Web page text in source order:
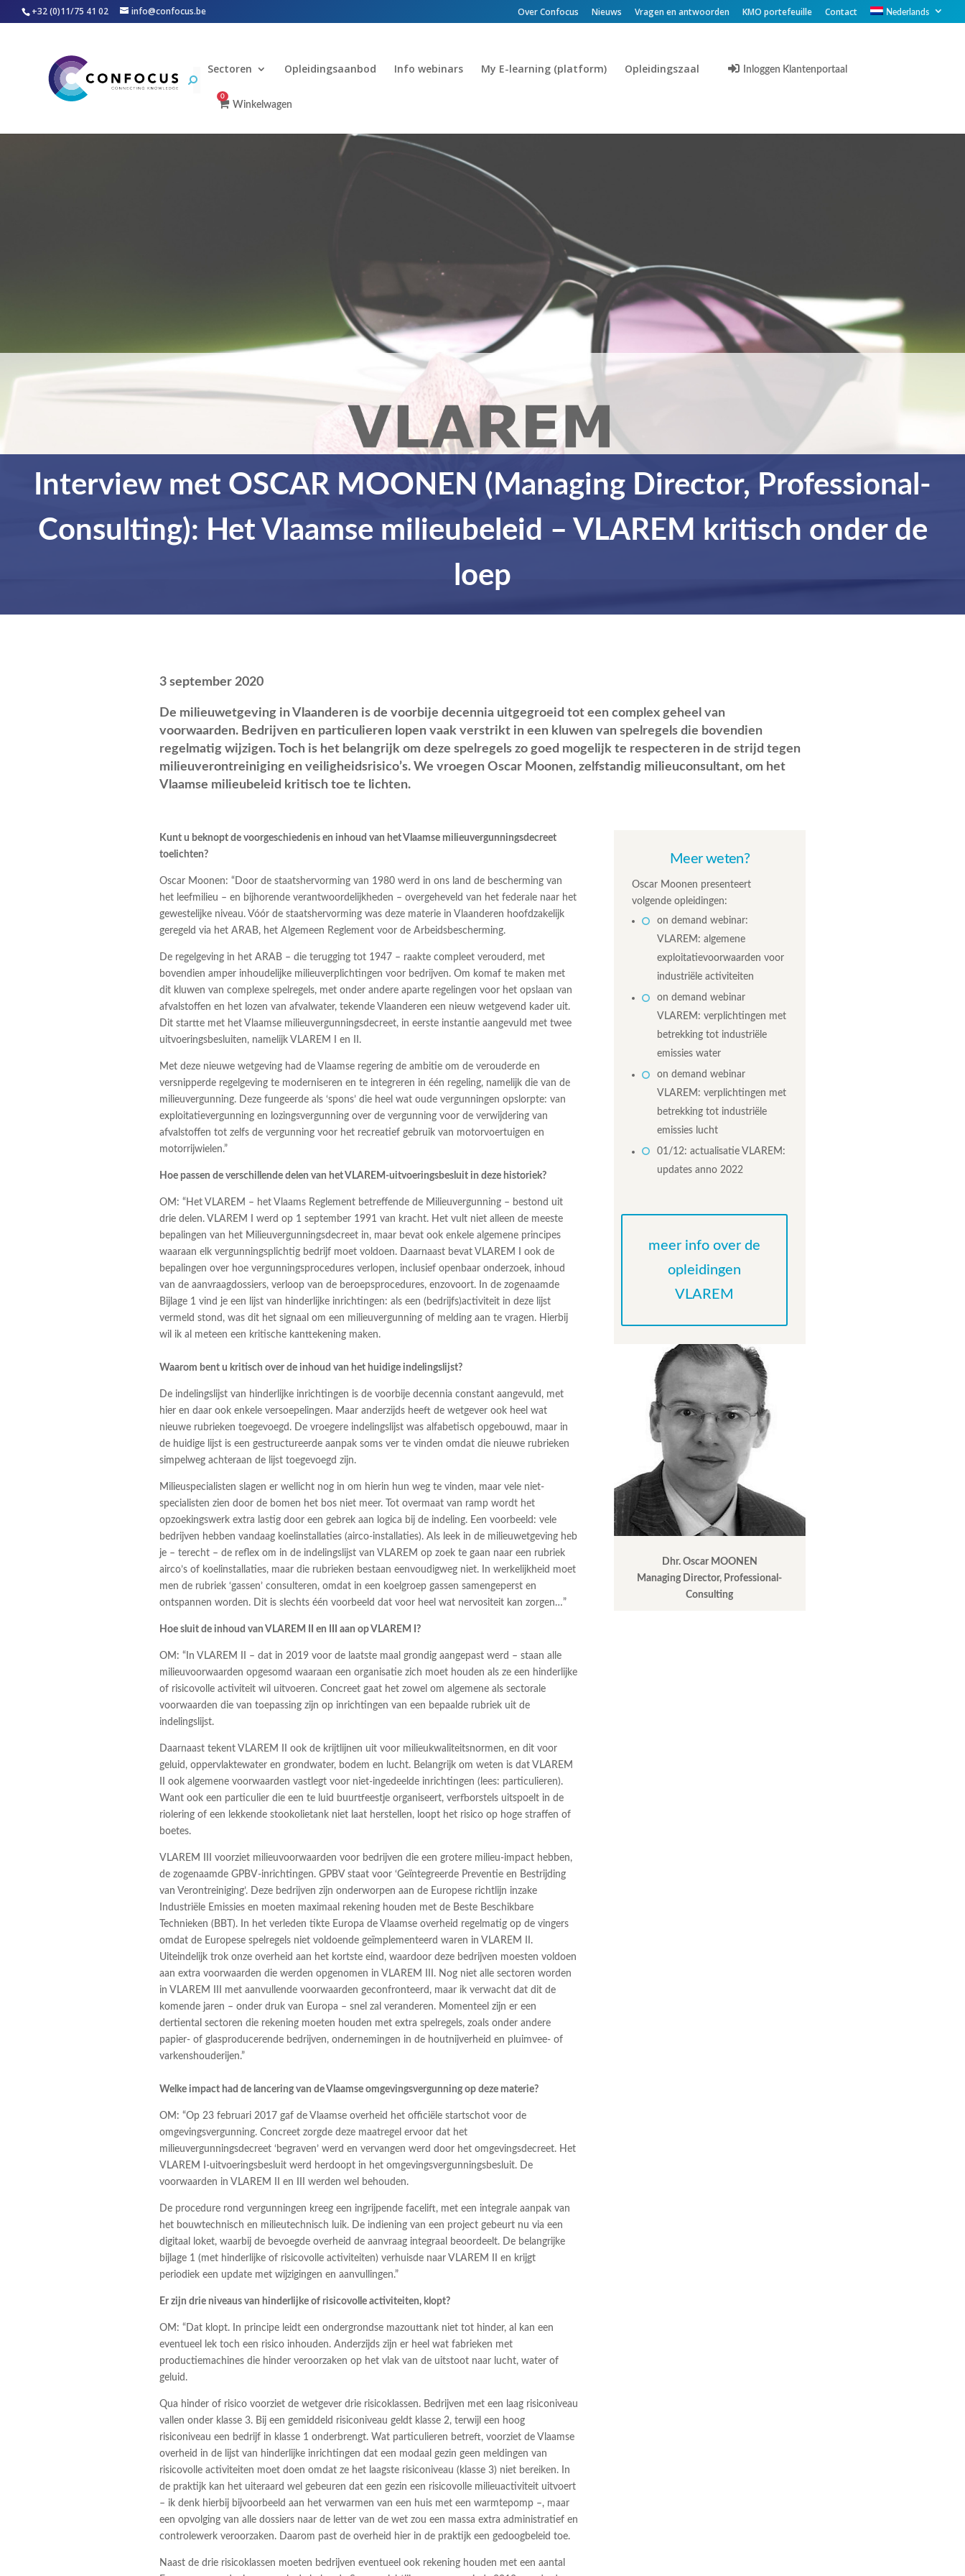
+32 (0)11/75 41 02 info@confocus.be Over Confocus Nieuws Vragen en antwoorden KMO portefeuille Contact Nederlands
Sectoren Opleidingsaanbod Info webinars My E-learning (platform) Opleidingszaal Inloggen Klantenportaal
Winkelwagen
0
Interview met OSCAR MOONEN (Managing Director, Professional-
Consulting): Het Vlaamse milieubeleid – VLAREM kritisch onder de
loep
3 september 2020
De milieuwetgeving in Vlaanderen is de voorbije decennia uitgegroeid tot een complex geheel van
voorwaarden. Bedrijven en particulieren lopen vaak verstrikt in een kluwen van spelregels die bovendien
regelmatig wijzigen. Toch is het belangrijk om deze spelregels zo goed mogelijk te respecteren in de strijd tegen
milieuverontreiniging en veiligheidsrisico’s. We vroegen Oscar Moonen, zelfstandig milieuconsultant, om het
Vlaamse milieubeleid kritisch toe te lichten.
Kunt u beknopt de voorgeschiedenis en inhoud van het Vlaamse milieuvergunningsdecreet
toelichten?
Oscar Moonen: “Door de staatshervorming van 1980 werd in ons land de bescherming van
het leefmilieu – en bijhorende verantwoordelijkheden – overgeheveld van het federale naar het
gewestelijke niveau. Vóór de staatshervorming was deze materie in Vlaanderen hoofdzakelijk
geregeld via het ARAB, het Algemeen Reglement voor de Arbeidsbescherming.
De regelgeving in het ARAB – die terugging tot 1947 – raakte compleet verouderd, met
bovendien amper inhoudelijke milieuverplichtingen voor bedrijven. Om komaf te maken met
dit kluwen van complexe spelregels, met onder andere aparte regelingen voor het opslaan van
afvalstoffen en het lozen van afvalwater, tekende Vlaanderen een nieuw wetgevend kader uit.
Dit startte met het Vlaamse milieuvergunningsdecreet, in eerste instantie aangevuld met twee
uitvoeringsbesluiten, namelijk VLAREM I en II.
Met deze nieuwe wetgeving had de Vlaamse regering de ambitie om de verouderde en
versnipperde regelgeving te moderniseren en te integreren in één regeling, namelijk die van de
milieuvergunning. Deze fungeerde als ‘spons’ die heel wat oude vergunningen opslorpte: van
exploitatievergunning en lozingsvergunning over de vergunning voor de verwijdering van
afvalstoffen tot zelfs de vergunning voor het recreatief gebruik van motorvoertuigen en
motorrijwielen.”
Hoe passen de verschillende delen van het VLAREM-uitvoeringsbesluit in deze historiek?
OM: “Het VLAREM – het Vlaams Reglement betreffende de Milieuvergunning – bestond uit
drie delen. VLAREM I werd op 1 september 1991 van kracht. Het vult niet alleen de meeste
bepalingen van het Milieuvergunningsdecreet in, maar bevat ook enkele algemene principes
waaraan elk vergunningsplichtig bedrijf moet voldoen. Daarnaast bevat VLAREM I ook de
bepalingen over hoe vergunningsprocedures verlopen, inclusief openbaar onderzoek, inhoud
van de aanvraagdossiers, verloop van de beroepsprocedures, enzovoort. In de zogenaamde
Bijlage 1 vind je een lijst van hinderlijke inrichtingen: als een (bedrijfs)activiteit in deze lijst
vermeld stond, was dit het signaal om een milieuvergunning of melding aan te vragen. Hierbij
wil ik al meteen een kritische kanttekening maken.
Waarom bent u kritisch over de inhoud van het huidige indelingslijst?
De indelingslijst van hinderlijke inrichtingen is de voorbije decennia constant aangevuld, met
hier en daar ook enkele versoepelingen. Maar anderzijds heeft de wetgever ook heel wat
nieuwe rubrieken toegevoegd. De vroegere indelingslijst was alfabetisch opgebouwd, maar in
de huidige lijst is een gestructureerde aanpak soms ver te vinden omdat die nieuwe rubrieken
simpelweg achteraan de lijst toegevoegd zijn.
Milieuspecialisten slagen er wellicht nog in om hierin hun weg te vinden, maar vele niet-
specialisten zien door de bomen het bos niet meer. Tot overmaat van ramp wordt het
opzoekingswerk extra lastig door een gebrek aan logica bij de indeling. Een voorbeeld: vele
bedrijven hebben vandaag koelinstallaties (airco-installaties). Als leek in de milieuwetgeving heb
je – terecht – de reflex om in de indelingslijst van VLAREM op zoek te gaan naar een rubriek
airco’s of koelinstallaties, maar die rubrieken bestaan eenvoudigweg niet. In werkelijkheid moet
men de rubriek ‘gassen’ consulteren, omdat in een koelgroep gassen samengeperst en
ontspannen worden. Dit is slechts één voorbeeld dat voor heel wat nervositeit kan zorgen…”
Hoe sluit de inhoud van VLAREM II en III aan op VLAREM I?
OM: “In VLAREM II – dat in 2019 voor de laatste maal grondig aangepast werd – staan alle
milieuvoorwaarden opgesomd waaraan een organisatie zich moet houden als ze een hinderlijke
of risicovolle activiteit wil uitvoeren. Concreet gaat het zowel om algemene als sectorale
voorwaarden die van toepassing zijn op inrichtingen van een bepaalde rubriek uit de
indelingslijst.
Daarnaast tekent VLAREM II ook de krijtlijnen uit voor milieukwaliteitsnormen, en dit voor
geluid, oppervlaktewater en grondwater, bodem en lucht. Belangrijk om weten is dat VLAREM
II ook algemene voorwaarden vastlegt voor niet-ingedeelde inrichtingen (lees: particulieren).
Want ook een particulier die een te luid buurtfeestje organiseert, verfborstels uitspoelt in de
riolering of een lekkende stookolietank niet laat herstellen, loopt het risico op hoge straffen of
boetes.
VLAREM III voorziet milieuvoorwaarden voor bedrijven die een grotere milieu-impact hebben,
de zogenaamde GPBV-inrichtingen. GPBV staat voor ‘Geïntegreerde Preventie en Bestrijding
van Verontreiniging’. Deze bedrijven zijn onderworpen aan de Europese richtlijn inzake
Industriële Emissies en moeten maximaal rekening houden met de Beste Beschikbare
Technieken (BBT). In het verleden tikte Europa de Vlaamse overheid regelmatig op de vingers
omdat de Europese spelregels niet voldoende geïmplementeerd waren in VLAREM II.
Uiteindelijk trok onze overheid aan het kortste eind, waardoor deze bedrijven moesten voldoen
aan extra voorwaarden die werden opgenomen in VLAREM III. Nog niet alle sectoren worden
in VLAREM III met aanvullende voorwaarden geconfronteerd, maar ik verwacht dat dit de
komende jaren – onder druk van Europa – snel zal veranderen. Momenteel zijn er een
dertiental sectoren die rekening moeten houden met extra spelregels, zoals onder andere
papier- of glasproducerende bedrijven, ondernemingen in de houtnijverheid en pluimvee- of
varkenshouderijen.”
Welke impact had de lancering van de Vlaamse omgevingsvergunning op deze materie?
OM: “Op 23 februari 2017 gaf de Vlaamse overheid het officiële startschot voor de
omgevingsvergunning. Concreet zorgde deze maatregel ervoor dat het
milieuvergunningsdecreet ‘begraven’ werd en vervangen werd door het omgevingsdecreet. Het
VLAREM I-uitvoeringsbesluit werd herdoopt in het omgevingsvergunningsbesluit. De
voorwaarden in VLAREM II en III werden wel behouden.
De procedure rond vergunningen kreeg een ingrijpende facelift, met een integrale aanpak van
het bouwtechnisch en milieutechnisch luik. De indiening van een project gebeurt nu via een
digitaal loket, waarbij de bevoegde overheid de aanvraag integraal beoordeelt. De belangrijke
bijlage 1 (met hinderlijke of risicovolle activiteiten) verhuisde naar VLAREM II en krijgt
periodiek een update met wijzigingen en aanvullingen.”
Er zijn drie niveaus van hinderlijke of risicovolle activiteiten, klopt?
OM: “Dat klopt. In principe leidt een ondergrondse mazouttank niet tot hinder, al kan een
eventueel lek toch een risico inhouden. Anderzijds zijn er heel wat fabrieken met
productiemachines die hinder veroorzaken op het vlak van de uitstoot naar lucht, water of
geluid.
Qua hinder of risico voorziet de wetgever drie risicoklassen. Bedrijven met een laag risiconiveau
vallen onder klasse 3. Bij een gemiddeld risiconiveau geldt klasse 2, terwijl een hoog
risiconiveau een bedrijf in klasse 1 onderbrengt. Wat particulieren betreft, voorziet de Vlaamse
overheid in de lijst van hinderlijke inrichtingen dat een modaal gezin geen meldingen van
risicovolle activiteiten moet doen omdat ze het laagste risiconiveau (klasse 3) niet bereiken. In
de praktijk kan het uiteraard wel gebeuren dat een gezin een risicovolle milieuactiviteit uitvoert
– ik denk hierbij bijvoorbeeld aan het verwarmen van een huis met een warmtepomp –, maar
een opvolging van alle dossiers naar de letter van de wet zou een massa extra administratief en
controlewerk veroorzaken. Daarom past de overheid hier in de praktijk een gedoogbeleid toe.
Naast de drie risicoklassen moeten bedrijven eventueel ook rekening houden met een aantal
Meer weten?
Oscar Moonen presenteert
volgende opleidingen:
on demand webinar:
VLAREM: algemene
exploitatievoorwaarden voor
industriële activiteiten
on demand webinar
VLAREM: verplichtingen met
betrekking tot industriële
emissies water
on demand webinar
VLAREM: verplichtingen met
betrekking tot industriële
emissies lucht
01/12: actualisatie VLAREM:
updates anno 2022
meer info over de
opleidingen
VLAREM
Dhr. Oscar MOONEN
Managing Director, Professional-
Consulting